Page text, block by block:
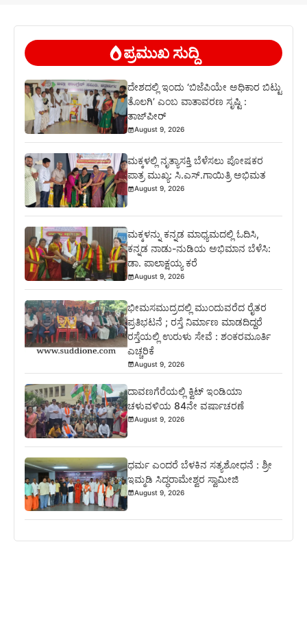
ಪ್ರಮುಖ ಸುದ್ದಿ
ದೇಶದಲ್ಲಿ ಇಂದು ‘ಬಿಜೆಪಿಯೇ ಅಧಿಕಾರ ಬಿಟ್ಟು
ತೊಲಗಿ’ ಎಂಬ ವಾತಾವರಣ ಸೃಷ್ಟಿ :
ತಾಜ್‌ಪೀರ್
August 9, 2026
ಮಕ್ಕಳಲ್ಲಿ ನೃತ್ಯಾಸಕ್ತಿ ಬೆಳೆಸಲು ಪೋಷಕರ
ಪಾತ್ರ ಮುಖ್ಯ: ಸಿ.ಎಸ್.ಗಾಯಿತ್ರಿ ಅಭಿಮತ
August 9, 2026
ಮಕ್ಕಳನ್ನು ಕನ್ನಡ ಮಾಧ್ಯಮದಲ್ಲಿ ಓದಿಸಿ,
ಕನ್ನಡ ನಾಡು-ನುಡಿಯ ಅಭಿಮಾನ ಬೆಳೆಸಿ:
ಡಾ. ಪಾಲಾಕ್ಷಯ್ಯ ಕರೆ
August 9, 2026
ಭೀಮಸಮುದ್ರದಲ್ಲಿ ಮುಂದುವರೆದ ರೈತರ
ಪ್ರತಿಭಟನೆ ; ರಸ್ತೆ ನಿರ್ಮಾಣ ಮಾಡದಿದ್ದರೆ
ರಸ್ತೆಯಲ್ಲಿ ಉರುಳು ಸೇವೆ : ಶಂಕರಮೂರ್ತಿ
ಎಚ್ಚರಿಕೆ
August 9, 2026
ದಾವಣಗೆರೆಯಲ್ಲಿ ಕ್ವಿಟ್ ಇಂಡಿಯಾ
ಚಳುವಳಿಯ 84ನೇ ವರ್ಷಾಚರಣೆ
August 9, 2026
ಧರ್ಮ ಎಂದರೆ ಬೆಳಕಿನ ಸತ್ಯಶೋಧನೆ : ಶ್ರೀ
ಇಮ್ಮಡಿ ಸಿದ್ಧರಾಮೇಶ್ವರ ಸ್ವಾಮೀಜಿ
August 9, 2026